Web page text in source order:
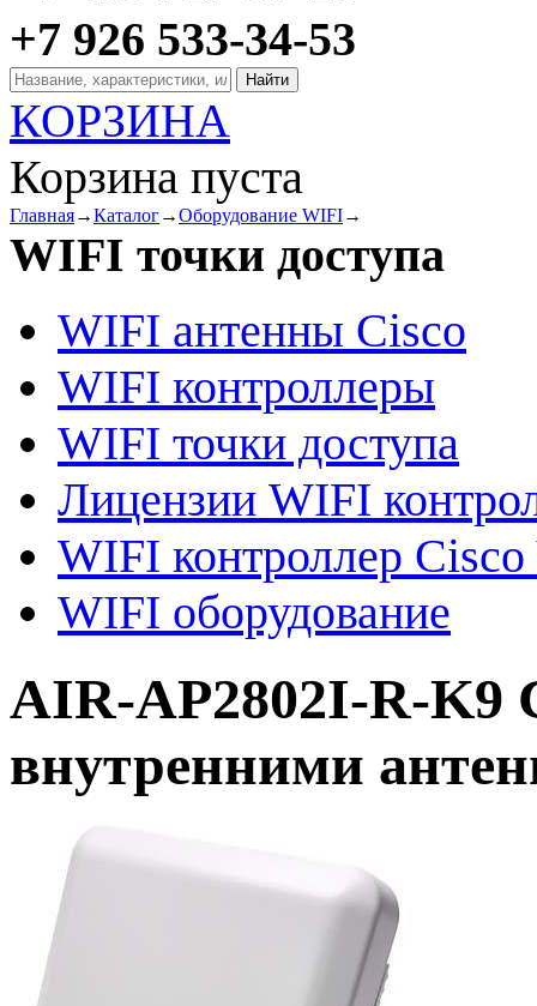
+7 926 533-34-53
КОРЗИНА
Корзина пуста
Главная→Каталог→Оборудование WIFI→
WIFI точки доступа
WIFI антенны Cisco
WIFI контроллеры
WIFI точки доступа
Лицензии WIFI
WIFI контроллер
WIFI оборудование
AIR-AP2802I-R-K9
внутренними